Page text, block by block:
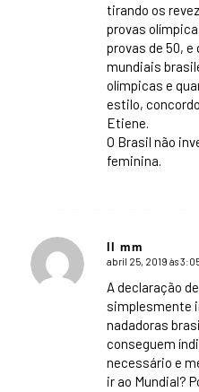
tirando os
provas
provas de 50,
mundiais
olímpicas e
estilo,
Etiene.
O Brasil não
feminina.
ll mm
says:
abril 25, 2019 às
A declaração
simplesmente
nadadoras
conseguem
necessário e
ir ao Mundial?